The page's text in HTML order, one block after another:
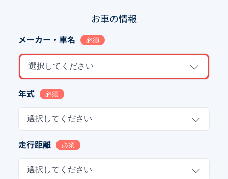
お車の情報
メーカー・車名 必須
選択してください
年式 必須
選択してください
走行距離 必須
選択してください